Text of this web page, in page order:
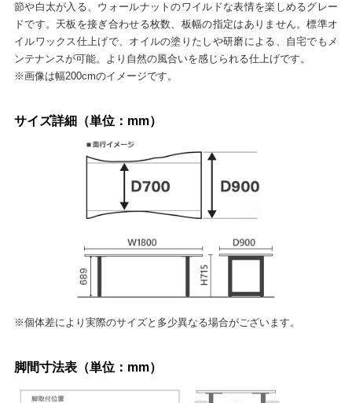
節や白太が入る、ウォールナットのワイルドな表情を楽しめるグレー
ドです。天板を接ぎ合わせる枚数、板幅の指定はありません。標準オ
イルワックス仕上げで、オイルの塗りたしや研磨による、自宅でもメ
ンテナンスが可能。より自然の風合いを感じられる仕上げです。
※画像は幅200cmのイメージです。
サイズ詳細（単位：mm）
※個体差により実際のサイズと多少異なる場合がございます。
脚間寸法表（単位：mm）